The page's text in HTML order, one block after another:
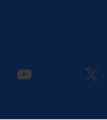
youtube X